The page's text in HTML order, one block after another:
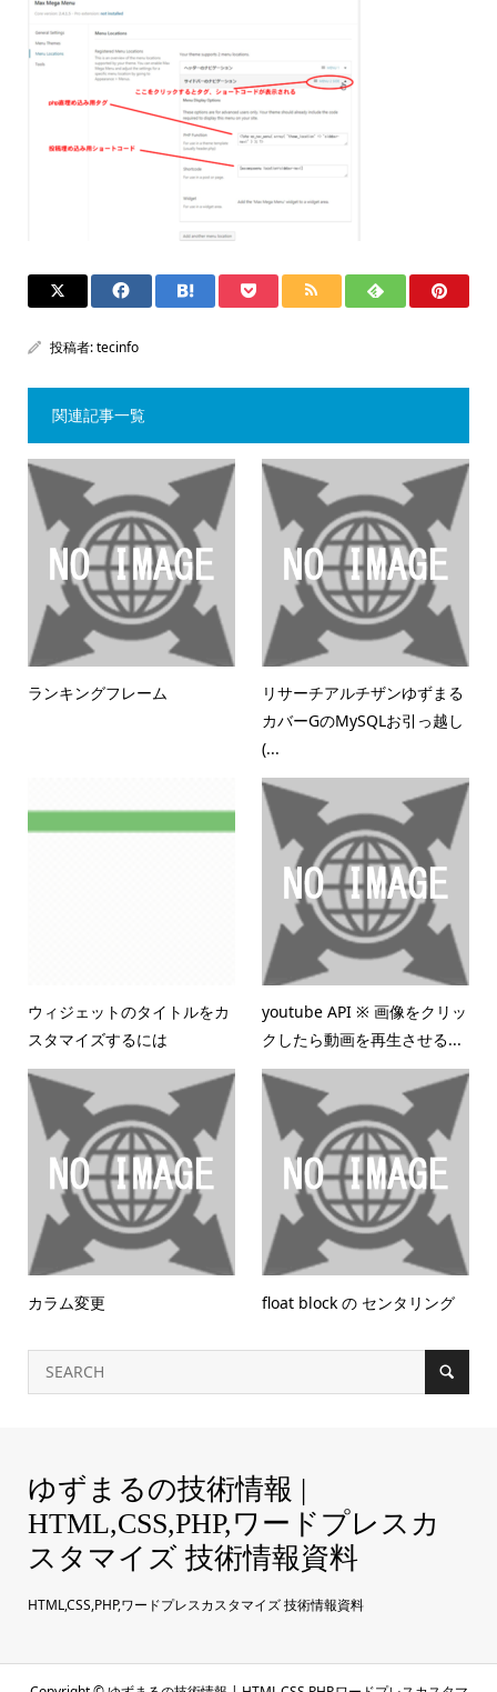
投稿者:tecinfo
関連記事一覧
ランキングフレーム
リサーチアルチザンゆずまる
カバーGのMySQLお引っ越し
(...
ウィジェットのタイトルをカ
スタマイズするには
youtube API ※ 画像をクリッ
クしたら動画を再生させる...
カラム変更 float block の センタリング
ゆずまるの技術情報 |
HTML,CSS,PHP,ワードプレスカ
スタマイズ 技術情報資料
HTML,CSS,PHP,ワードプレスカスタマイズ 技術情報資料